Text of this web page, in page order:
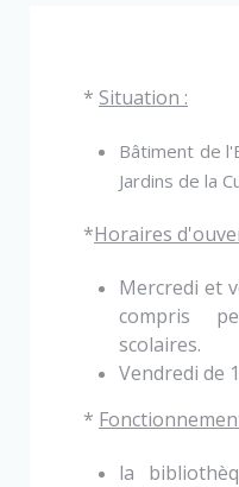
* Situation :
Bâtiment de
Jardins de la
*Horaires
Mercredi et
compris
scolaires.
Vendredi de
*
la